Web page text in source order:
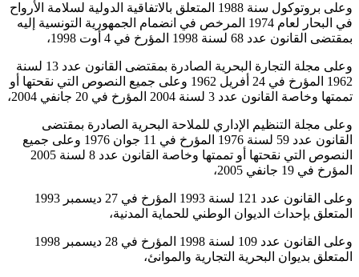
وعلى بروتوكول سنة 1988 المتعلق بالاتفاقية الدولية لسلامة الأرواح
في البحار لعام 1974 المرخص في انضمام الجمهورية التونسية إليه
بمقتضى القانون عدد 68 لسنة 1998 المؤرخ في 4 أوت 1998،
وعلى مجلة التجارة البحرية الصادرة بمقتضى القانون عدد 13 لسنة
1962 المؤرخ في 24 أفريل 1962 وعلى جميع النصوص التي نقحتها أو
تممتها وخاصة القانون عدد 3 لسنة 2004 المؤرخ في 20 جانفي 2004،
وعلى مجلة التنظيم الإداري للملاحة البحرية الصادرة بمقتضى
القانون عدد 59 لسنة 1976 المؤرخ في 11 جوان 1976 وعلى جميع
النصوص التي نقحتها أو تممتها وخاصة القانون عدد 8 لسنة 2005
المؤرخ في 19 جانفي 2005،
وعلى القانون عدد 121 لسنة 1993 المؤرخ في 27 ديسمبر 1993
المتعلق بإحداث الديوان الوطني للحماية المدنية،
وعلى القانون عدد 109 لسنة 1998 المؤرخ في 28 ديسمبر 1998
المتعلق بديوان البحرية التجارية والموانئ،